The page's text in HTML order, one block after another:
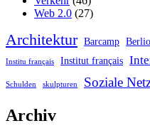
Web 2.0 (27)
Architektur Barcamp
Institu français Institut français
Schulden skulpturen Soziale
Archiv